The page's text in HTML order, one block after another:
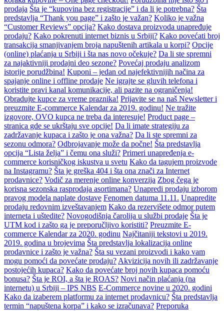
prodaja Šta je “kupovina bez registracije” i da li je potrebna? Šta
predstavlja “Thank you page” i zašto je važan? Koliko je važna
“Customer Reviews” opcija? Kako dostava proizvoda unapređuje
prodaju? Kako pokrenuti internet biznis u Srbiji? Kako povećati broj
transakcija smanjivanjem broja napuštenih artikala u korpi? Opcije
(online) plaćanja u Srbiji i šta nas novo očekuje? Da li ste spremni
za najaktivniji prodajni deo sezone? Povećaj prodaju analizom
istorije porudžbina! Kuponi – jedan od najefektivnijih načina za
spajanje online i offline prodaje Ne igrajte se gluvih telefona i
koristite pravi kanal komunikacije, ali pazite na ograničenja!
Obradujte kupce za vreme praznika! Prijavite se na naš Newsletter i
preuzmite E-commerce Kalendar za 2019. godinu! Ne tražite
izgovore, OVO kupca ne treba da interesuje! Product page –
stranica gde se ukrštaju sve opcije! Da li imate strategiju za
zadržavanje kupaca i zašto je ona važna? Da li ste spremni za
sezonu odmora? Odbrojavanje može da počne! Šta predstavlja
opcija “Lista želja” i čemu ona služi? Primeri unapređenja e-
commerce korisničkog iskustva u svetu Kako da tagujem proizvode
na Instagramu? Šta je greška 404 i šta ona znači za Internet
prodavnice? Vodič za merenje online konverzija Zbog čega je
korisna sezonska rasprodaja asortimana? Unapredi prodaju izborom
pravog modela naplate dostave Fenomen datuma 11.11. Unapredite
prodaju redovnim izveštavanjem Kako da rezervišete odmor putem
interneta i uštedite? Novogodišnja čarolija u službi prodaje Šta je
UTM kod i zašto ga je preporučljivo koristiti? Preuzmite E-
commerce Kalendar za 2020. godinu Najčitaniji tekstovi u 2019.
2019. godina u brojevima Šta predstavlja lokalizacija online
prodavnice i zašto je važna? Šta su vezani proizvodi i kako vam
mogu pomoći da povećate prodaju? Akvizicija novih ili zadržavanje
postojećih kupaca? Kako da povećate broj novih kupaca pomoću
bonusa? Šta je ROI, a šta je ROAS? Novi način plaćanja (na
internetu) u Srbiji – IPS NBS E-Commerce novine u 2020. godini
Kako da izaberem platformu za internet prodavnicu? Šta predstavlja
termin “napuštena korpa” i kako se izračunava? Preporuka